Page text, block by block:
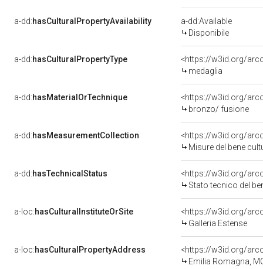
a-dd:hasCulturalPropertyAvailability
a-dd:Available
Disponibile
a-dd:hasCulturalPropertyType
<https://w3id.org/
medaglia
a-dd:hasMaterialOrTechnique
<https://w3id.org/
bronzo/ fusione
a-dd:hasMeasurementCollection
<https://w3id.org/
Misure del bene
a-dd:hasTechnicalStatus
<https://w3id.org/
Stato tecnico del
a-loc:hasCulturalInstituteOrSite
<https://w3id.org/
Galleria Estense
a-loc:hasCulturalPropertyAddress
<https://w3id.org/
Emilia Romagna,